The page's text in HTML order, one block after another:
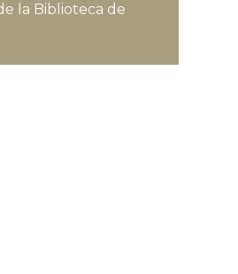
la Biblioteca de